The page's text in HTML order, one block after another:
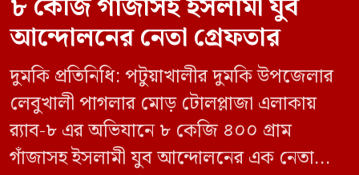
আন্দোলনের নেতা গ্রেফতার
দুমকি প্রতিনিধি: পটুয়াখালীর দুমকি উপজেলার
লেবুখালী পাগলার মোড় টোলপ্লাজা এলাকায়
র‍্যাব-৮ এর অভিযানে ৮ কেজি ৪০০ গ্রাম
গাঁজাসহ ইসলামী যুব আন্দোলনের এক নেতাকে